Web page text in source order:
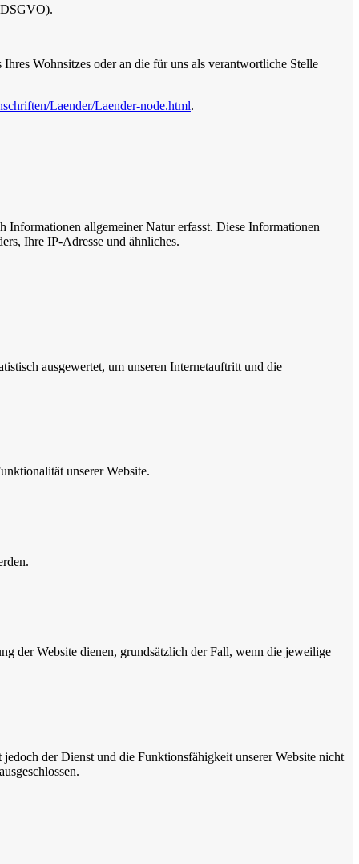
DSGVO).
Wohnsitzes oder an die für uns als verantwortliche Stelle
Laender/Laender-node.html.
Informationen allgemeiner Natur erfasst. Diese Informationen
Ihre IP-Adresse und ähnliches.
ausgewertet, um unseren Internetauftritt und die
unserer Website.
der Website dienen, grundsätzlich der Fall, wenn die jeweilige
der Dienst und die Funktionsfähigkeit unserer Website nicht